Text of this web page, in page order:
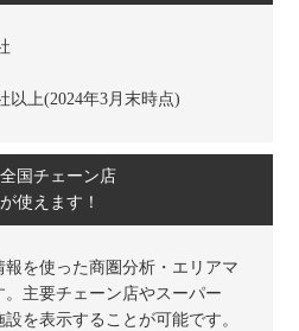
以上(2024年3月末時点)
国チェーン店
使えます！
を使った商圏分析・エリアマ
主要チェーン店やスーパー
を表示することが可能です。